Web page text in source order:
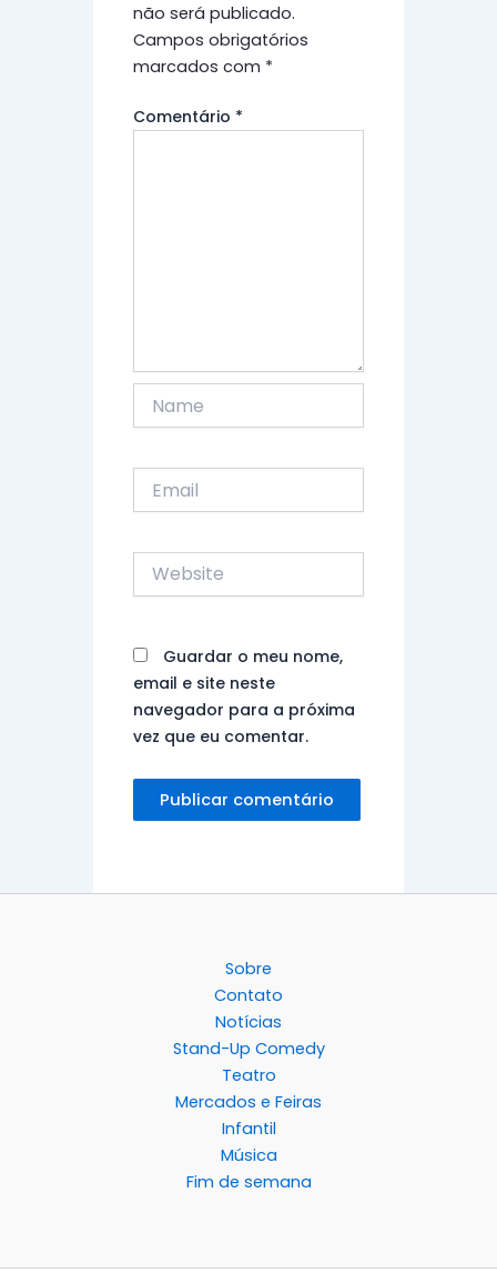
não será publicado.
Campos obrigatórios
marcados com *
Comentário *
Website
Guardar o meu nome,
email e site neste
navegador para a próxima
vez que eu comentar.
Sobre
Contato
Notícias
Stand-Up Comedy
Teatro
Mercados e Feiras
Infantil
Música
Fim de semana